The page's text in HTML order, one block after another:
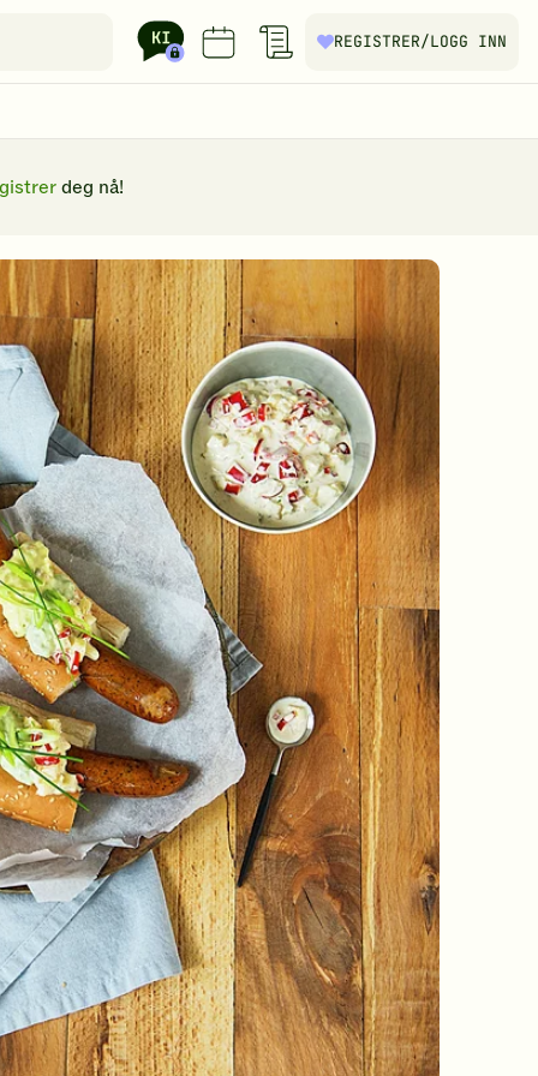
REGISTRER/LOGG INN
deg nå!